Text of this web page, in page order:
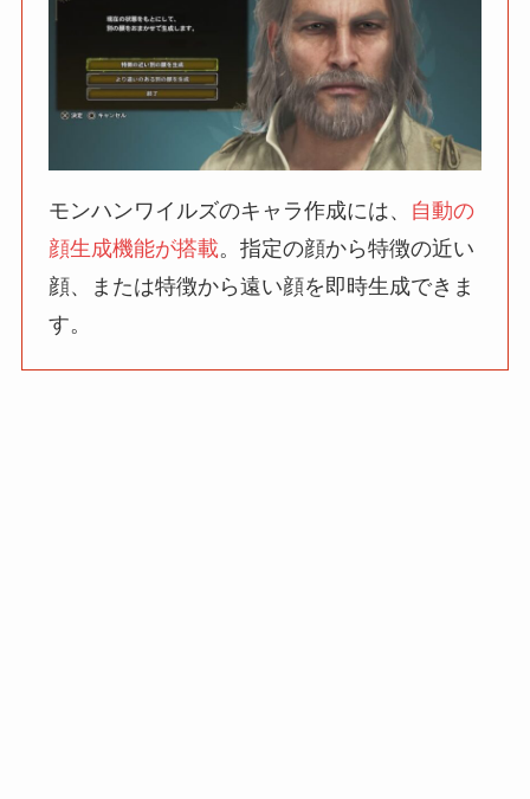
モンハンワイルズのキャラ作成には、 自動の
顔生成機能が搭載。指定の顔から特徴の近い
顔、または特徴から遠い顔を即時生成できま
す。